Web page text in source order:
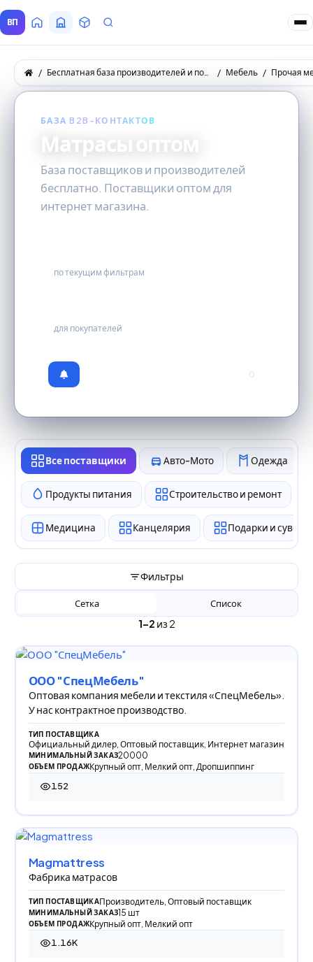
ВП ГлавнаяВсе Поставщики
ТоварыЗапросы покупателей
Бесплатная база производителей и поставщиков товаров оптом Мебель Прочая
БАЗА B2B-КОНТАКТОВ
Матрасы оптом
База поставщиков и производителей
бесплатно. Поставщики оптом для
интернет магазина.
по текущим фильтрам
для покупателей
0
Все поставщики Авто-Мото Одежда
Продукты питания Строительство и ремонт
Медицина Канцелярия Подарки и
Фильтры
1–2 из 2
Сетка Список
ООО "СпецМебель"
Оптовая компания мебели и текстиля «СпецМебель».
У нас контрактное производство.
ТИП ПОСТАВЩИКА
Официальный дилер, Оптовый поставщик, Интернет магазин
МИНИМАЛЬНЫЙ ЗАКАЗ20000
ОБЪЕМ ПРОДАЖКрупный опт, Мелкий опт, Дропшиппинг
152
152 просмотра
Magmattress
Фабрика матрасов
ТИП ПОСТАВЩИКАПроизводитель, Оптовый поставщик
МИНИМАЛЬНЫЙ ЗАКАЗ15 шт
ОБЪЕМ ПРОДАЖКрупный опт, Мелкий опт
1.16K
1 155 просмотров